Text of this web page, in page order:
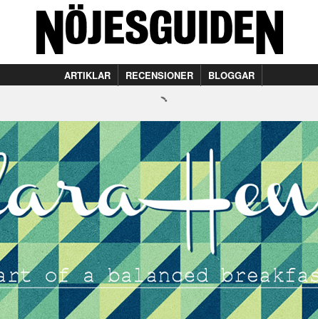
ARTIKLAR RECENSIONER BLOGGAR